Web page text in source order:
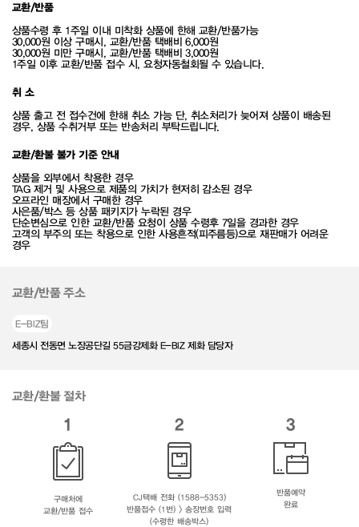
교환/반품
상품수령 후 1주일 이내 미착화 상품에 한해 교환/반품가능
30,000원 이상 구매시, 교환/반품 택배비 6,000원
30,000원 미만 구매시, 교환/반품 택배비 3,000원
1주일 이후 교환/반품 접수 시, 요청자동철회될 수 있습니다.
취 소
상품 출고 전 접수건에 한해 취소 가능 단, 취소처리가 늦어져 상품이 배송된
경우, 상품 수취거부 또는 반송처리 부탁드립니다.
교환/환불 불가 기준 안내
상품을 외부에서 착용한 경우
TAG 제거 및 사용으로 제품의 가치가 현저히 감소된 경우
오프라인 매장에서 구매한 경우
사은품/박스 등 상품 패키지가 누락된 경우
단순변심으로 인한 교환/반품 요청이 상품 수령후 7일을 경과한 경우
고객의 부주의 또는 착용으로 인한 사용흔적(피주름등)으로 재판매가 어려운
경우
교환/반품 주소
E-BIZ팀
세종시 전동면 노장공단길 55금강제화 E-BIZ 제화 담당자
교환/환불 절차
1
구매처에
교환/반품 접수
2
CJ택배 전화 (1588-5353)
반품접수 (1번) > 송장번호 입력
(수령한 배송박스)
3
반품예약
완료